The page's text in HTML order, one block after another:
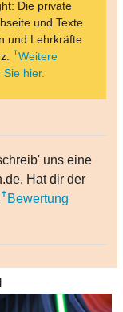
Die private
und Texte
und Lehrkräfte
Weitere
hier.
uns eine
Hat dir der
Bewertung